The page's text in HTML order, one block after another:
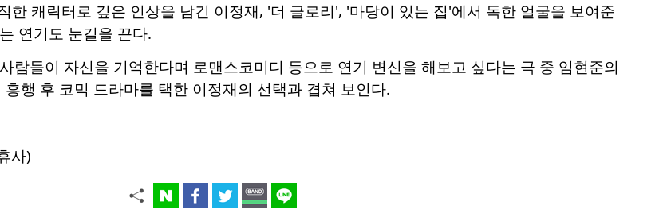
한 캐릭터로 깊은 인상을 남긴 이정재, '더 글로리', '마당이 있는 집'에서 독한 얼굴을 보여준
연기도 눈길을 끈다.
람들이 자신을 기억한다며 로맨스코미디 등으로 연기 변신을 해보고 싶다는 극 중 임현준의
행 후 코믹 드라마를 택한 이정재의 선택과 겹쳐 보인다.
사)